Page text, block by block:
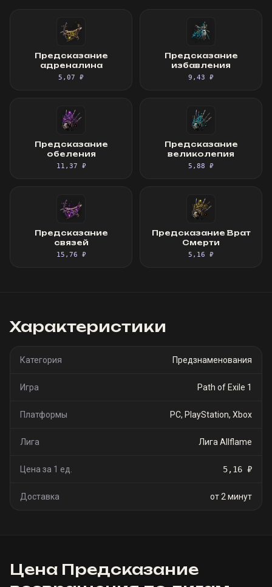
Предсказание
адреналина
5,07 ₽
Предсказание
избавления
9,43 ₽
Предсказание
обеления
11,37 ₽
Предсказание
великолепия
5,88 ₽
Предсказание
связей
15,76 ₽
Предсказание Врат
Смерти
5,16 ₽
Характеристики
Категория Предзнаменования
Игра Path of Exile 1
Платформы PC, PlayStation, Xbox
Лига Лига Allflame
Цена за 1 ед. 5,16 ₽
Доставка от 2 минут
Цена Предсказание